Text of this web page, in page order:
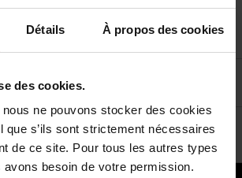
Détails À propos des cookies
des cookies.
nous ne pouvons stocker des cookies
que s’ils sont strictement nécessaires
de ce site. Pour tous les autres types
besoin de votre permission.